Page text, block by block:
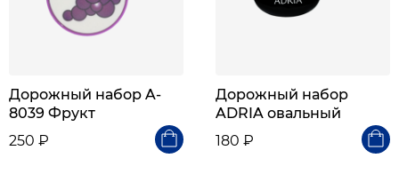
Дорожный набор A-
8039 Фрукт
250 ₽
Дорожный набор
ADRIA овальный
180 ₽